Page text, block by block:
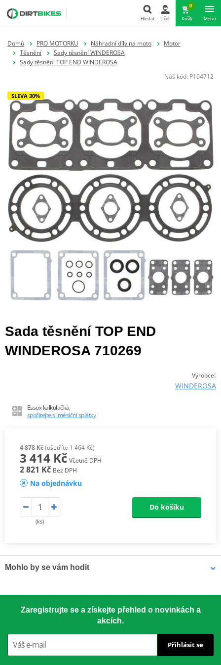
Hledat Účet
0
Košík Menu
Domů PRO MOTORKU Náhradní díly na moto
Motor
Těsnění
Sady těsnění WINDEROSA
Sady těsnění TOP END WINDEROSA
Náš kód: P104712
SLEVA 30%
Sada těsnění TOP END
WINDEROSA 710269
Výrobce:
WINDEROSA
Essox kalkulačka,
spočítejte si měsíční splátky
4 878 Kč(ušetříte 1 464 Kč)
3 414 Kč Včetně DPH
2 821 Kč Bez DPH
Na objednávku
(ks)
Do košíku
Mohlo by se vám hodit
Zaregistrujte se a získejte přehled o novinkách a
akcích.
Přihlásit se